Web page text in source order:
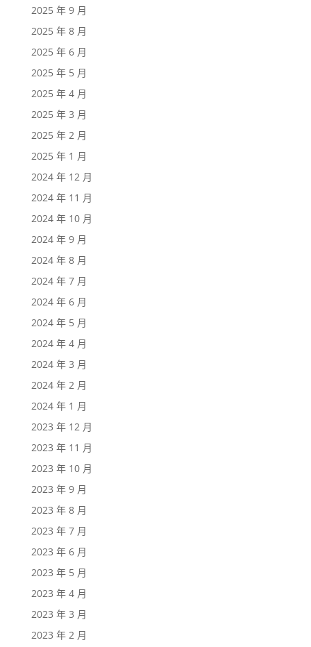
2025 年 9 月
2025 年 8 月
2025 年 6 月
2025 年 5 月
2025 年 4 月
2025 年 3 月
2025 年 2 月
2025 年 1 月
2024 年 12 月
2024 年 11 月
2024 年 10 月
2024 年 9 月
2024 年 8 月
2024 年 7 月
2024 年 6 月
2024 年 5 月
2024 年 4 月
2024 年 3 月
2024 年 2 月
2024 年 1 月
2023 年 12 月
2023 年 11 月
2023 年 10 月
2023 年 9 月
2023 年 8 月
2023 年 7 月
2023 年 6 月
2023 年 5 月
2023 年 4 月
2023 年 3 月
2023 年 2 月